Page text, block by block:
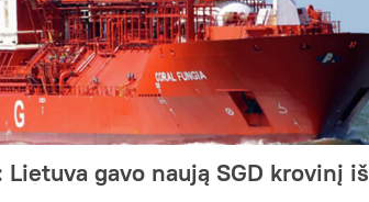
gavo naują SGD krovinį iš